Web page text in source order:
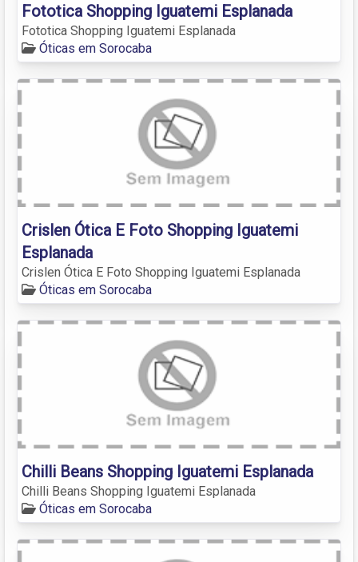
Fototica Shopping Iguatemi Esplanada
Fototica Shopping Iguatemi Esplanada
Óticas em Sorocaba
Crislen Ótica E Foto Shopping Iguatemi
Esplanada
Crislen Ótica E Foto Shopping Iguatemi Esplanada
Óticas em Sorocaba
Chilli Beans Shopping Iguatemi Esplanada
Chilli Beans Shopping Iguatemi Esplanada
Óticas em Sorocaba